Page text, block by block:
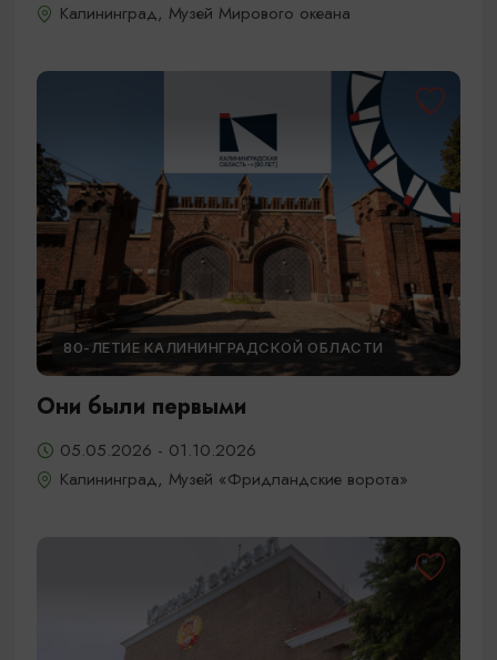
Калининград, Музей Мирового океана
80-ЛЕТИЕ КАЛИНИНГРАДСКОЙ ОБЛАСТИ
Они были первыми
05.05.2026 - 01.10.2026
Калининград, Музей «Фридландские ворота»